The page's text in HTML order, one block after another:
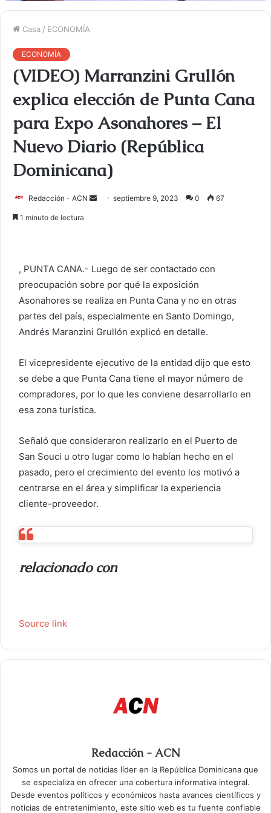
Casa / ECONOMÍA
ECONOMÍA
(VIDEO) Marranzini Grullón
explica elección de Punta Cana
para Expo Asonahores – El
Nuevo Diario (República
Dominicana)
Redacción - ACN
r
u
n
c
o
c
t
r
ó
septiembre 9, 2023 0 67
1 minuto de lectura
, PUNTA CANA.- Luego de ser contactado con
preocupación sobre por qué la exposición
Asonahores se realiza en Punta Cana y no en otras
partes del país, especialmente en Santo Domingo,
Andrés Maranzini Grullón explicó en detalle.
El vicepresidente ejecutivo de la entidad dijo que esto
se debe a que Punta Cana tiene el mayor número de
compradores, por lo que les conviene desarrollarlo en
esa zona turística.
Señaló que consideraron realizarlo en el Puerto de
San Souci u otro lugar como lo habían hecho en el
pasado, pero el crecimiento del evento los motivó a
centrarse en el área y simplificar la experiencia
cliente-proveedor.
relacionado con
Source link
Redacción - ACN
Somos un portal de noticias líder en la República Dominicana que
se especializa en ofrecer una cobertura informativa integral.
Desde eventos políticos y económicos hasta avances científicos y
noticias de entretenimiento, este sitio web es tu fuente confiable